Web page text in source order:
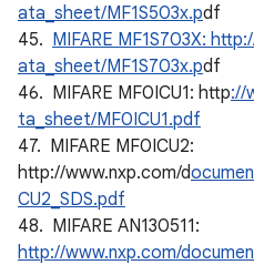
ata_sheet/MF1S503x.pdf
45. MIFARE MF1S703X:
ata_sheet/MF1S703x.pdf
46. MIFARE MF0ICU1: http://
ta_sheet/MF0ICU1.pdf
47. MIFARE MF0ICU2:
http://www.nxp.com/d
CU2_SDS.pdf
48. MIFARE AN130511:
http://www.nxp.com/